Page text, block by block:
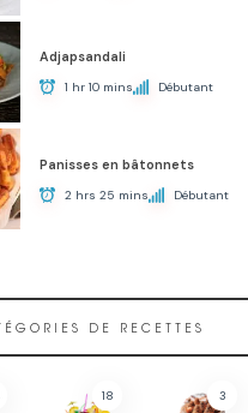
Adjapsandali
1 hr 10 mins Débutant
Panisses en bâtonnets
2 hrs 25 mins Débutant
DE RECETTES
18 3